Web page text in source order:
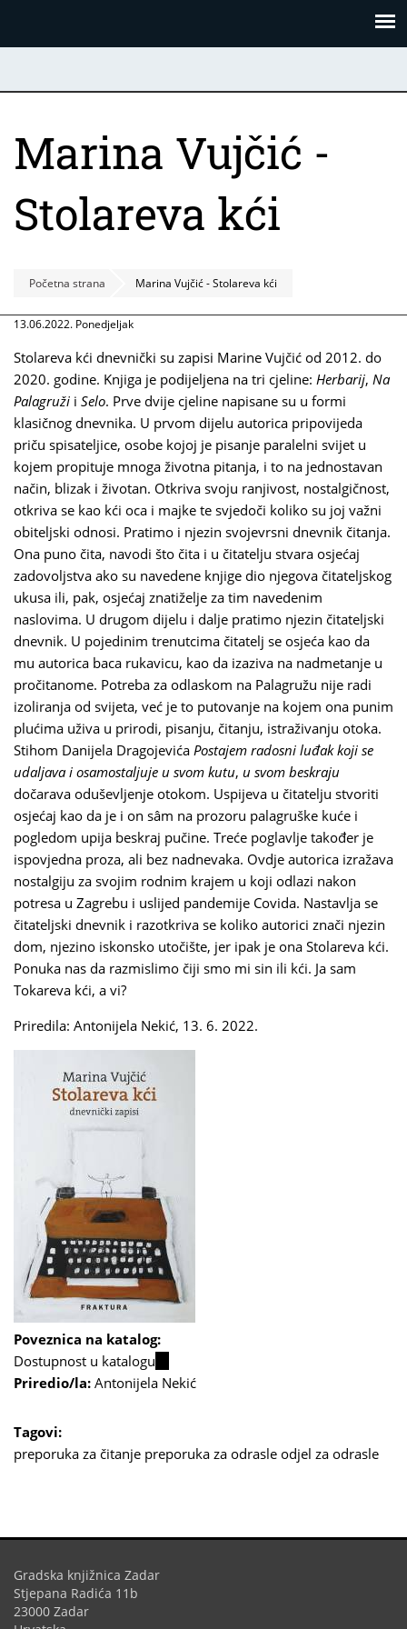
Marina Vujčić -
Stolareva kći
Početna strana Marina Vujčić - Stolareva kći
13.06.2022. Ponedjeljak
Stolareva kći dnevnički su zapisi Marine Vujčić od 2012. do
2020. godine. Knjiga je podijeljena na tri cjeline: Herbarij, Na
Palagruži i Selo. Prve dvije cjeline napisane su u formi
klasičnog dnevnika. U prvom dijelu autorica pripovijeda
priču spisateljice, osobe kojoj je pisanje paralelni svijet u
kojem propituje mnoga životna pitanja, i to na jednostavan
način, blizak i životan. Otkriva svoju ranjivost, nostalgičnost,
otkriva se kao kći oca i majke te svjedoči koliko su joj važni
obiteljski odnosi. Pratimo i njezin svojevrsni dnevnik čitanja.
Ona puno čita, navodi što čita i u čitatelju stvara osjećaj
zadovoljstva ako su navedene knjige dio njegova čitateljskog
ukusa ili, pak, osjećaj znatiželje za tim navedenim
naslovima. U drugom dijelu i dalje pratimo njezin čitateljski
dnevnik. U pojedinim trenutcima čitatelj se osjeća kao da
mu autorica baca rukavicu, kao da izaziva na nadmetanje u
pročitanome. Potreba za odlaskom na Palagružu nije radi
izoliranja od svijeta, već je to putovanje na kojem ona punim
plućima uživa u prirodi, pisanju, čitanju, istraživanju otoka.
Stihom Danijela Dragojevića Postajem radosni luđak koji se
udaljava i osamostaljuje u svom kutu, u svom beskraju
dočarava oduševljenje otokom. Uspijeva u čitatelju stvoriti
osjećaj kao da je i on sâm na prozoru palagruške kuće i
pogledom upija beskraj pučine. Treće poglavlje također je
ispovjedna proza, ali bez nadnevaka. Ovdje autorica izražava
nostalgiju za svojim rodnim krajem u koji odlazi nakon
potresa u Zagrebu i uslijed pandemije Covida. Nastavlja se
čitateljski dnevnik i razotkriva se koliko autorici znači njezin
dom, njezino iskonsko utočište, jer ipak je ona Stolareva kći.
Ponuka nas da razmislimo čiji smo mi sin ili kći. Ja sam
Tokareva kći, a vi?
Priredila: Antonijela Nekić, 13. 6. 2022.
Poveznica na katalog:
Dostupnost u katalogu
is
Priredio/la: Antonijela Nekić
Tagovi:
preporuka za čitanje preporuka za odrasle odjel za odrasle
Gradska knjižnica Zadar
Stjepana Radića 11b
23000 Zadar